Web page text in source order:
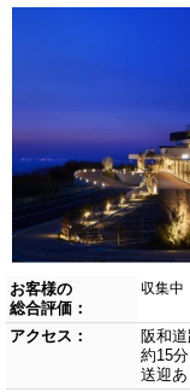
お客様の
総合評価：
収集中
アクセス：
阪和
約15
送迎あ